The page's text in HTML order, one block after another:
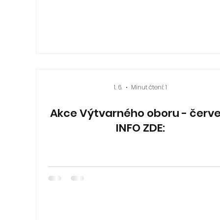
Akce Výtvarného oboru -
INFO ZDE:
1. 6. Minut čtení: 1